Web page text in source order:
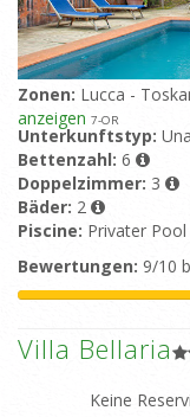
Zonen: Lucca -
anzeigen 7-OR
Unterkunftstyp:
Bettenzahl: 6
Doppelzimmer: 3
Bäder: 2
Piscine: Privater Pool
Bewertungen: 9/10
Villa Bellaria
Keine